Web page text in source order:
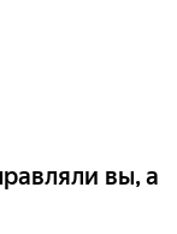
вы, а